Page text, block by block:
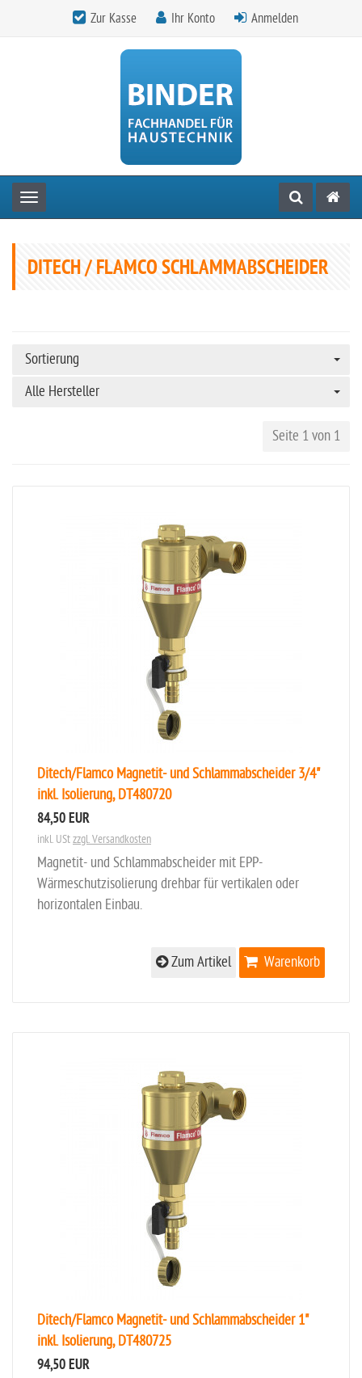
Zur Kasse Ihr Konto Anmelden
Toggle navigation
DITECH / FLAMCO SCHLAMMABSCHEIDER
Sortierung
Alle Hersteller
Seite 1 von 1
Ditech/Flamco Magnetit- und Schlammabscheider 3/4"
inkl. Isolierung, DT480720
84,50 EUR
inkl. UStzzgl. Versandkosten
Magnetit- und Schlammabscheider mit EPP-
Wärmeschutzisolierung drehbar für vertikalen oder
horizontalen Einbau.
Warenkorb
Zum Artikel
Ditech/Flamco Magnetit- und Schlammabscheider 1"
inkl. Isolierung, DT480725
94,50 EUR